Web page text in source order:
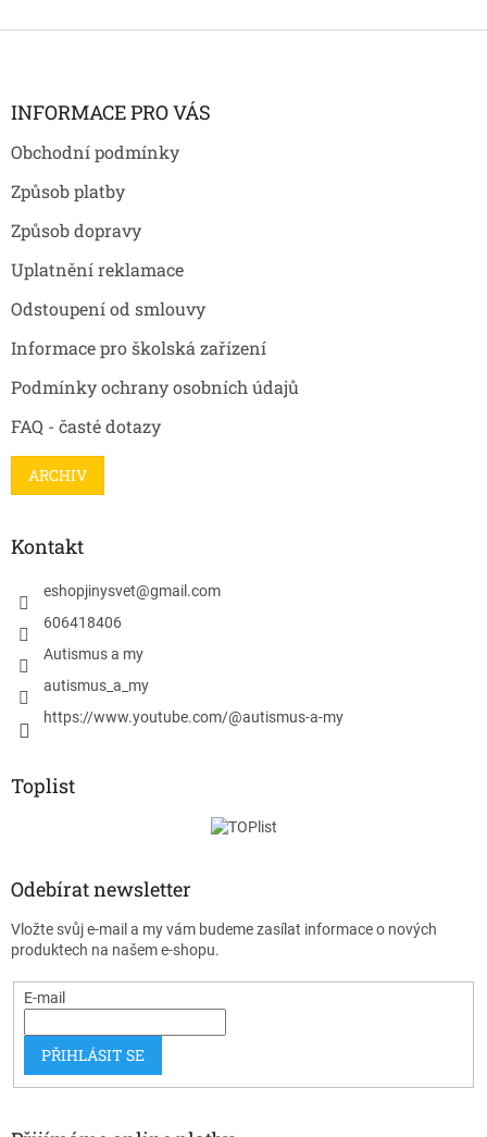
INFORMACE PRO VÁS
Obchodní podmínky
Způsob platby
Způsob dopravy
Uplatnění reklamace
Odstoupení od smlouvy
Informace pro školská zařízení
Podmínky ochrany osobních údajů
FAQ - časté dotazy
ARCHIV
Kontakt
eshopjinysvet@gmail.com
606418406
Autismus a my
autismus_a_my
https://www.youtube.com/@autismus-a-my
Toplist
Odebírat newsletter
Vložte svůj e-mail a my vám budeme zasílat informace o nových
produktech na našem e-shopu.
E-mail
PŘIHLÁSIT SE